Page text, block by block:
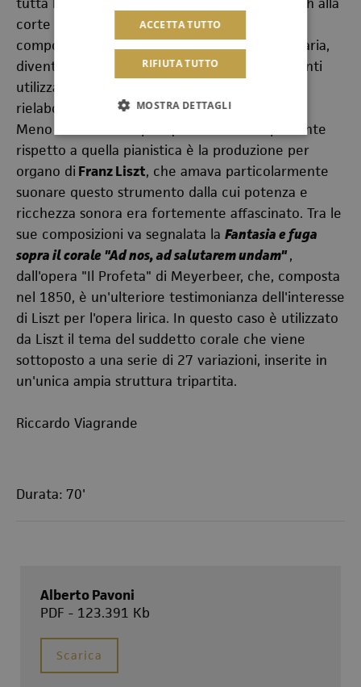
corte di C
öthen e i primi anni di Lipsia dove il
compositore si era trasferito nel 1723, quest'aria,
diventata famosa grazie ai diversi arrangiamenti
utilizzati come sigle, è qui presentata nella
rielaborazione per organo dello stesso Pavoni.
Meno nota ma non per questo meno importante
rispetto a quella pianistica è la produzione per
organo di Franz Liszt, che amava particolarmente
suonare questo strumento dalla cui potenza e
ricchezza sonora era fortemente affascinato. Tra le
sue composizioni va segnalata la Fantasia e fuga
sopra il corale "Ad nos, ad salutarem undam",
dall'opera "Il Profeta" di Meyerbeer, che, composta
nel 1850, è un'ulteriore testimonianza dell'interesse
di Liszt per l'opera lirica. In questo caso è utilizzato
da Liszt il tema del suddetto corale che viene
sottoposto a una serie di 27 variazioni, inserite in
un'unica ampia struttura tripartita.
Riccardo Viagrande
Durata: 70'
Alberto Pavoni
PDF - 123.391 Kb
Scarica
ACCETTA TUTTO
RIFIUTA TUTTO
MOSTRA DETTAGLI